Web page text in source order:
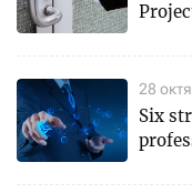
28
Six